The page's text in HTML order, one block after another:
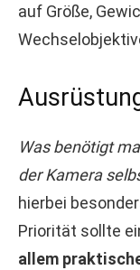
auf Größe,
Was benötigt
der Kamera
hierbei
Priorität sollte
allem